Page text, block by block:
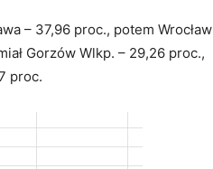
– 37,96 proc., potem Wrocław
Gorzów Wlkp. – 29,26 proc.,
proc.